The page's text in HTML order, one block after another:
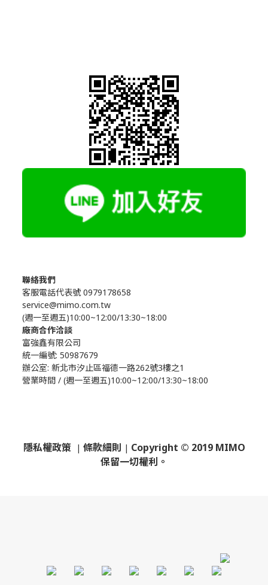
聯絡我們
客服電話代表號 0979178658
service@mimo.com.tw
(週一至週五)10:00~12:00/13:30~18:00
廠商合作洽談
富強鑫有限公司
統一編號: 50987679
辦公室: 新北市汐止區福德一路262號3樓之1
營業時間 / (週一至週五)10:00~12:00/13:30~18:00
隱私權政策 | 條款細則 | Copyright © 2019 MIMO
保留一切權利。